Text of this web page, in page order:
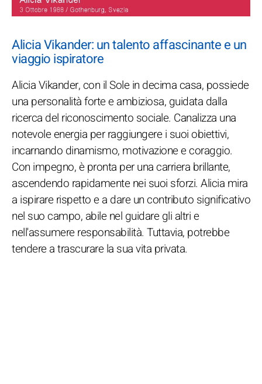
Alicia Vikander: un talento affascinante e un
viaggio ispiratore
Alicia Vikander, con il Sole in decima casa, possiede
una personalità forte e ambiziosa, guidata dalla
ricerca del riconoscimento sociale. Canalizza una
notevole energia per raggiungere i suoi obiettivi,
incarnando dinamismo, motivazione e coraggio.
Con impegno, è pronta per una carriera brillante,
ascendendo rapidamente nei suoi sforzi. Alicia mira
a ispirare rispetto e a dare un contributo significativo
nel suo campo, abile nel guidare gli altri e
nell'assumere responsabilità. Tuttavia, potrebbe
tendere a trascurare la sua vita privata.